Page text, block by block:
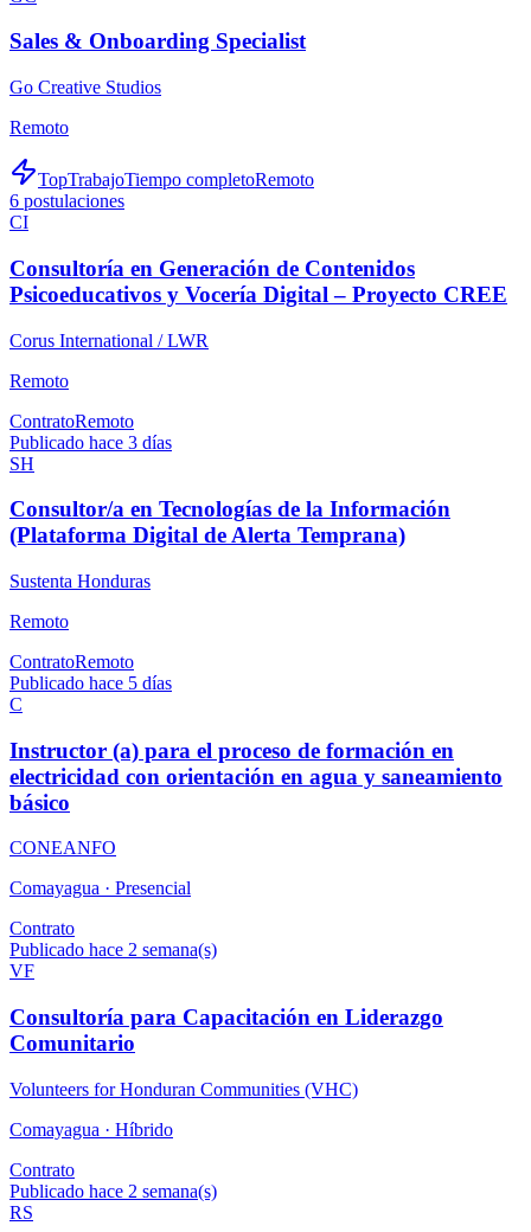
Sales & Onboarding Specialist
Go Creative Studios
Remoto
TopTrabajoTiempo completoRemoto
6 postulaciones
CI
Consultoría en Generación de Contenidos
Psicoeducativos y Vocería Digital – Proyecto CREE
Corus International / LWR
Remoto
ContratoRemoto
Publicado hace 3 días
SH
Consultor/a en Tecnologías de la Información
(Plataforma Digital de Alerta Temprana)
Sustenta Honduras
Remoto
ContratoRemoto
Publicado hace 5 días
C
Instructor (a) para el proceso de formación en
electricidad con orientación en agua y saneamiento
básico
CONEANFO
Comayagua · Presencial
Contrato
Publicado hace 2 semana(s)
VF
Consultoría para Capacitación en Liderazgo
Comunitario
Volunteers for Honduran Communities (VHC)
Comayagua · Híbrido
Contrato
Publicado hace 2 semana(s)
RS